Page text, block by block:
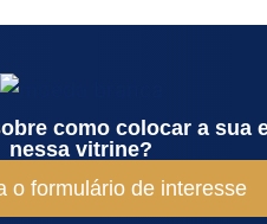
como colocar a sua
nessa vitrine?
o formulário de interesse